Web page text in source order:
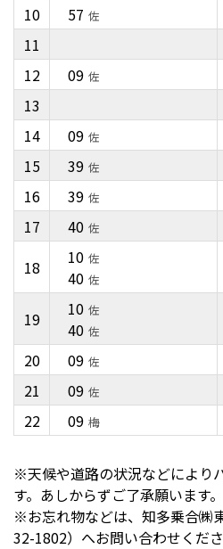
10
11
12
13
14
15
16
17
18
19
20
21
22
57 佐
09 佐
09 佐
39 佐
39 佐
40 佐
10 佐
40 佐
10 佐
40 佐
09 佐
09 佐
09 梅
※天候や道路の状況などにより
す。あしからずご了承願います。
※お忘れ物などは、知多乗合㈱
32-1802）へお問い合わせくださ